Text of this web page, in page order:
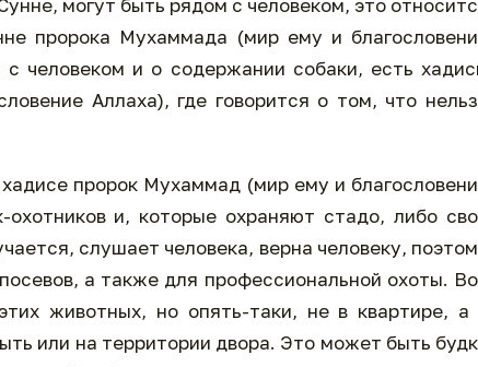
могут быть рядом с человеком, это
пророка Мухаммада (мир ему и
человеком и о содержании собаки, есть
Аллаха), где говорится о том, что
пророк Мухаммад (мир ему и
и, которые охраняют стадо, либо
слушает человека, верна человеку,
а также для профессиональной охоты.
животных, но опять-таки, не в квартире, а
или на территории двора. Это может быть